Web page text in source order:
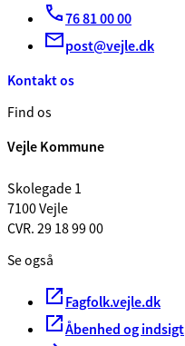
76 81 00 00
post@vejle.dk
Kontakt os
Find os
Vejle Kommune
Skolegade 1
7100 Vejle
CVR. 29 18 99 00
Se også
Fagfolk.vejle.dk
Åbenhed og indsigt